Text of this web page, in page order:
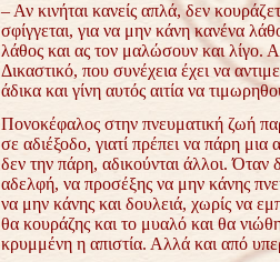
– Αν κινήται κανείς απλά, δεν
σφίγγεται, για να μην κάνη κανένα
λάθος και ας τον μαλώσουν και λίγο.
Δικαστικό, που συνέχεια έχει να
άδικα και γίνη αυτός αιτία να
Πονοκέφαλος στην πνευματική ζωή
σε αδιέξοδο, γιατί πρέπει να πάρη
δεν την πάρη, αδικούνται άλλοι.Όταν
αδελφή, να προσέξης να μην κάνης
να μην κάνης και δουλειά, χωρίς να
θα κουράζης και το μυαλό και θα
κρυμμένη η απιστία. Αλλά και από